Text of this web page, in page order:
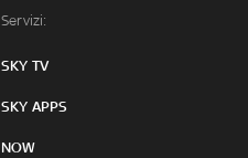
Servizi:
SKY TV
SKY APPS
NOW